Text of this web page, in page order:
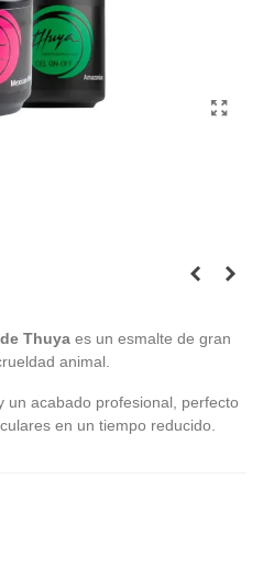
Thuya es un esmalte de gran
animal.
un acabado profesional, perfecto
en un tiempo reducido.